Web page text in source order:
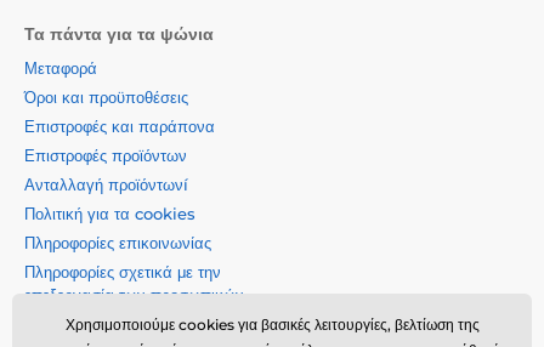
Τα πάντα για τα ψώνια
Μεταφορά
Όροι και προϋποθέσεις
Επιστροφές και παράπονα
Επιστροφές προϊόντων
Ανταλλαγή προϊόντωνí
Πολιτική για τα cookies
Πληροφορίες επικοινωνίας
Πληροφορίες σχετικά με την
επεξεργασία των προσωπικών
δεδομένωνΧρησιμοποιούμε cookies για βασικές λειτουργίες, βελτίωση της